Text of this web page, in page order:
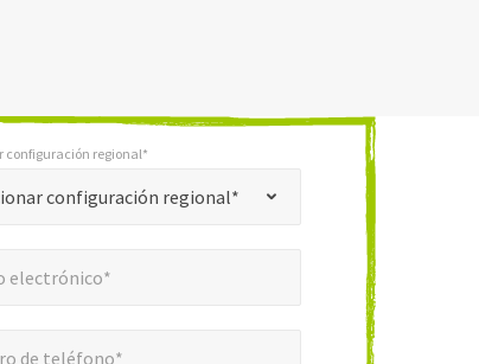
configuración regional*
configuración regional*
electrónico*
de teléfono*